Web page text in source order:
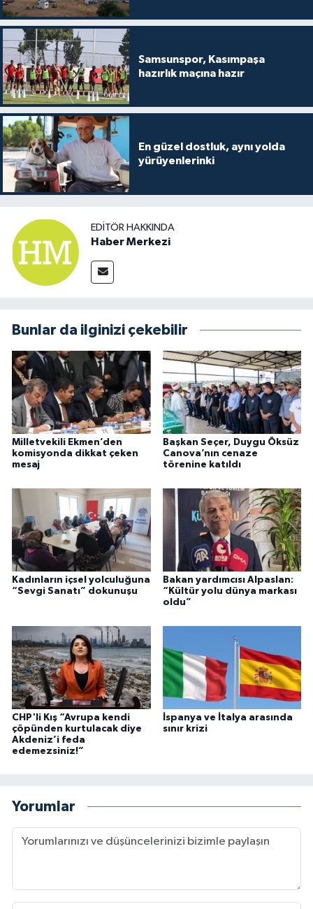
Samsunspor, Kasımpaşa
hazırlık maçına hazır
En güzel dostluk, aynı yolda
yürüyenlerinki
EDITÖR HAKKINDA
Haber Merkezi
Bunlar da ilginizi çekebilir
Milletvekili Ekmen’den
komisyonda dikkat çeken
mesaj
Başkan Seçer, Duygu Öksüz
Canova’nın cenaze
törenine katıldı
Kadınların içsel yolculuğuna
“Sevgi Sanatı” dokunuşu
Bakan yardımcısı Alpaslan:
“Kültür yolu dünya markası
oldu”
CHP'li Kış “Avrupa kendi
çöpünden kurtulacak diye
Akdeniz’i feda
edemezsiniz!”
İspanya ve İtalya arasında
sınır krizi
Yorumlar